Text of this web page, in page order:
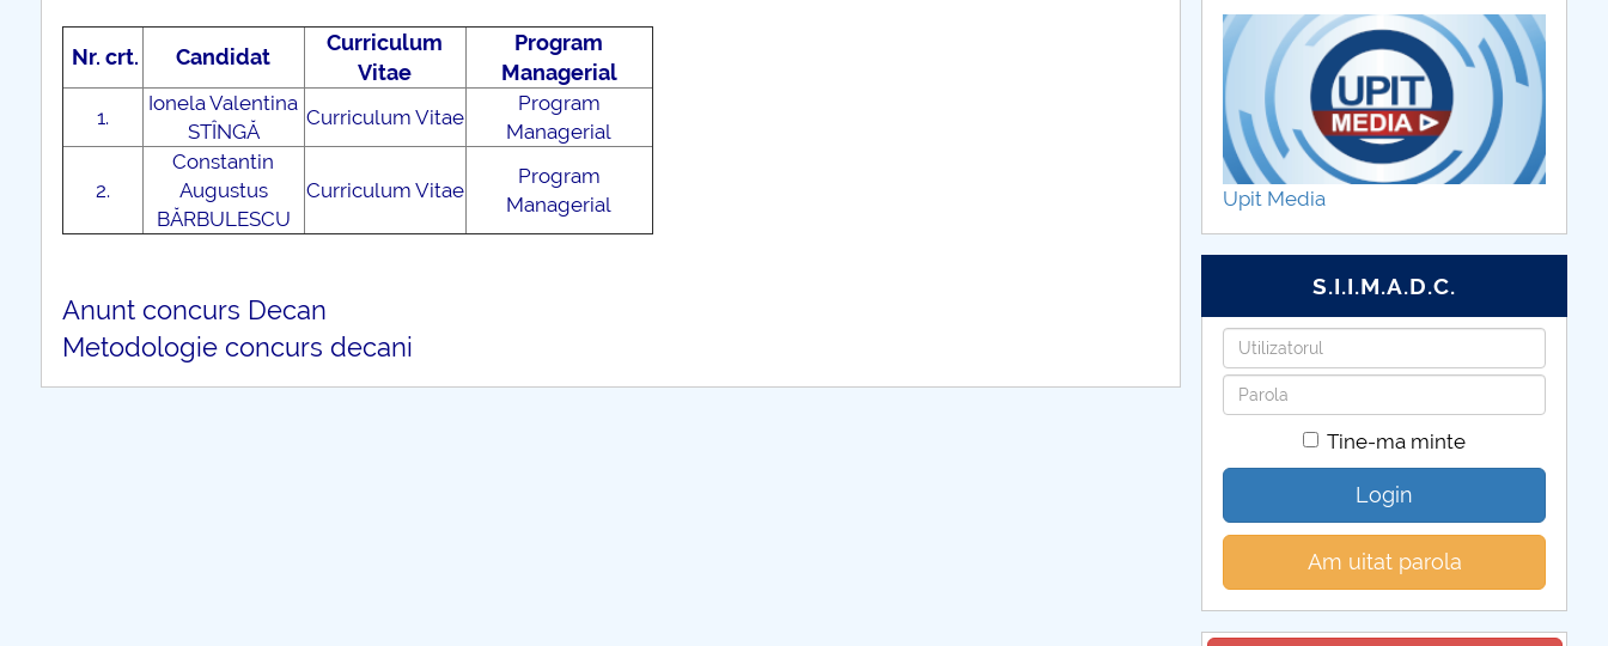
Nr. crt. Candidat
Curriculum
Vitae
Program
Managerial
1.
Ionela Valentina
STÎNGĂ
Curriculum Vitae
Program
Managerial
2.
Constantin
Augustus
BĂRBULESCU
Curriculum Vitae
Program
Managerial
Anunt concurs Decan
Metodologie concurs decani
Upit Media
S.I.I.M.A.D.C.
Utilizatorul
Parola
Tine-ma minte
Login
Am uitat parola